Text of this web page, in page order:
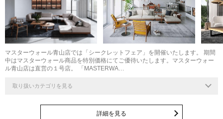
マスターウォール青山店では「シークレットフェア」を開催いたします。 期間
中はマスターウォール商品を特別価格にてご優待いたします。マスターウォー
ル青山店は直営の１号店。 「MASTERWA…
取り扱いカテゴリを見る
詳細を見る